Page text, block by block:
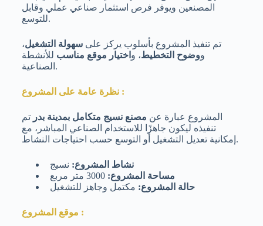
المصنعين ويوفر فرص استثمار صناعي عملي وقابل
للتوسع.
تم تنفيذ المشروع بأسلوب يركز علىسهولة التشغيل،
ووضوح التخطيط، و اختيار موقع مناسب للأنشطة
الصناعية.
نظرة عامة على المشروع :
المشروع عبارة عن مصنع نسيج متكامل بمدينة بدر تم
تنفيذه ليكون جاهزًا للاستخدام الصناعي المباشر، مع
إمكانية تعديل التشغيل أو التوسع حسب احتياجات النشاط.
نشاط المشروع: نسيج
مساحة المشروع: 3000 متر مربع
حالة المشروع: مكتمل وجاهز للتشغيل
موقع المشروع :